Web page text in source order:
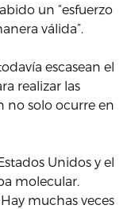
un “esfuerzo
válida”.
escasean el
realizar las
no solo ocurre en
Unidos y el
molecular.
muchas veces